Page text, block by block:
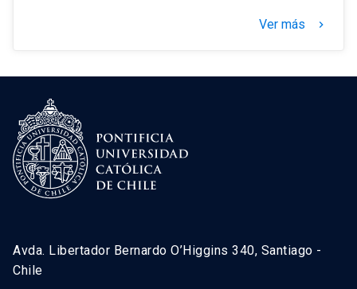
Ver más keyboard_arrow_right
Avda. Libertador Bernardo O’Higgins 340, Santiago -
Chile